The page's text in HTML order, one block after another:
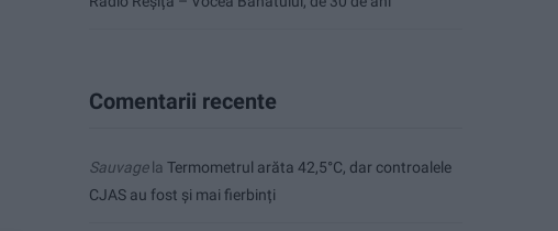
Comentarii recente
Sauvagela Termometrul arăta 42,5°C, dar controalele
CJAS au fost și mai fierbinți